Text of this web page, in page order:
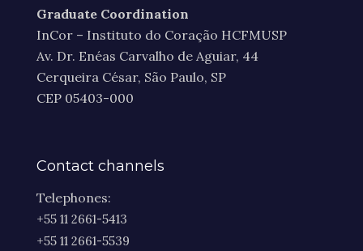
Graduate Coordination
InCor – Instituto do Coração HCFMUSP
Av. Dr. Enéas Carvalho de Aguiar, 44
Cerqueira César, São Paulo, SP
CEP 05403-000
Contact channels
Telephones:
+55 11 2661-5413
+55 11 2661-5539